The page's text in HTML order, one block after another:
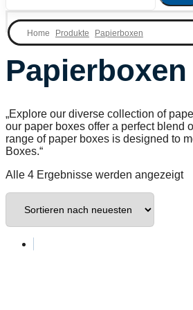
Produkte Papierboxen
Papierboxen
„Explore our diverse collection of
our paper boxes offer a perfect blend
range of paper boxes is designed to
Boxes.“
Alle 4 Ergebnisse werden angezeigt